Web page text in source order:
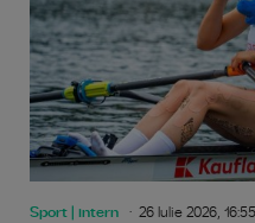
Sport | intern 26 Iulie 2026, 16:55